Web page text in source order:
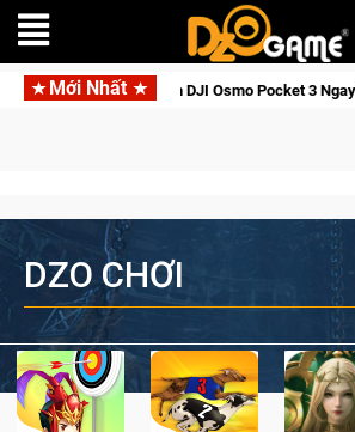
Mới Nhất
Thức Tỉnh, Săn DJI Osmo Pocket 3 Ngay Hôm Nay
DZO CHƠI